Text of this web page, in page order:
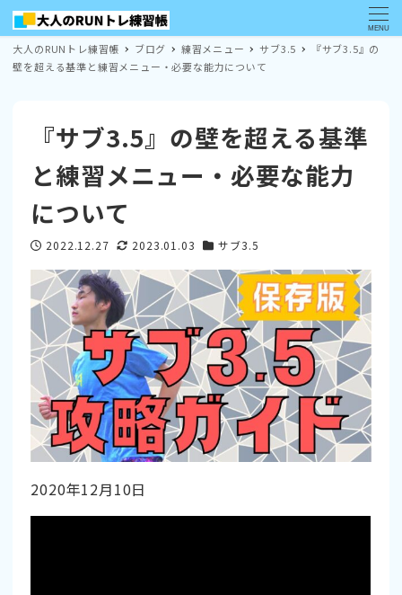
MENU
大人のRUNトレ練習帳 ブログ 練習メニュー サブ3.5
『サブ3.5』の
壁を超える基準と練習メニュー・必要な能力について
『サブ3.5』の壁を超える基準
と練習メニュー・必要な能力
について
投稿日
2022.12.27
更新日
2023.01.03
カテゴリー
サブ3.5
2020年12月10日